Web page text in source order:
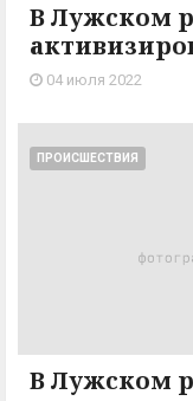
В Лужском
04 июля 2022
ПРОИСШЕСТВИЯ
В Лужском